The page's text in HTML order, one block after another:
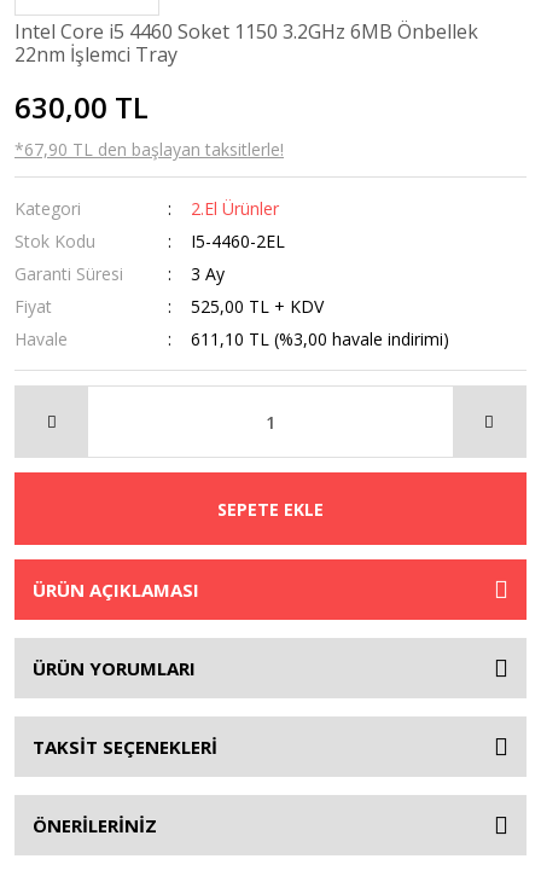
Intel Core i5 4460 Soket 1150 3.2GHz 6MB Önbellek
22nm İşlemci Tray
630,00 TL
*67,90 TL den başlayan taksitlerle!
Kategori
2.El Ürünler
Stok Kodu
I5-4460-2EL
Garanti Süresi
3 Ay
Fiyat
525,00 TL + KDV
Havale
611,10 TL (%3,00 havale indirimi)
SEPETE EKLE
ÜRÜN AÇIKLAMASI
ÜRÜN YORUMLARI
TAKSİT SEÇENEKLERİ
ÖNERİLERİNİZ